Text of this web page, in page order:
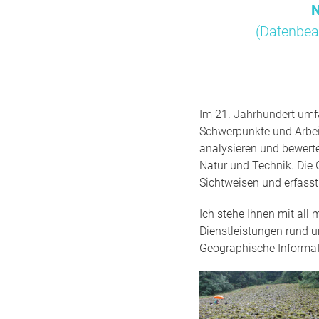
Im 21. Jahrhundert
Schwerpunkte und
analysieren und
Natur und Technik.
Sichtweisen und
Ich stehe Ihnen mit all
Dienstleistungen rund
Geographische